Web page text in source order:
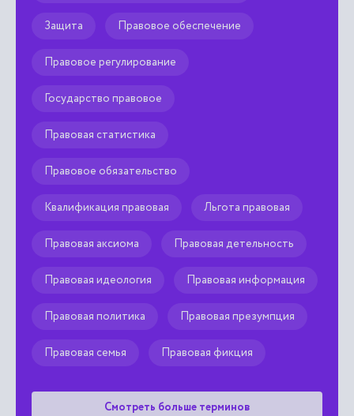
Защита Правовое обеспечение
Правовое регулирование
Государство правовое
Правовая статистика
Правовое обязательство
Квалификация правовая Льгота правовая
Правовая аксиома Правовая детельность
Правовая идеология Правовая информация
Правовая политика Правовая презумпция
Правовая семья Правовая фикция
Смотреть больше терминов